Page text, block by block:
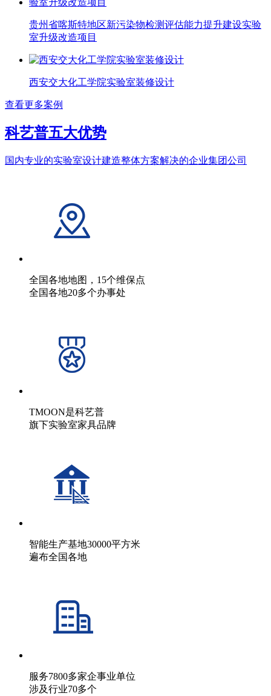
贵州省喀斯特地区新污染物检测评估能力提升建设实验
室升级改造项目
西安交大化工学院实验室装修设计
查看更多案例
科艺普五大优势
国内专业的实验室设计建造整体方案解决的企业集团公司
全国各地地图，15个维保点
全国各地20多个办事处
TMOON是科艺普
旗下实验室家具品牌
智能生产基地30000平方米
遍布全国各地
服务7800多家企事业单位
涉及行业70多个